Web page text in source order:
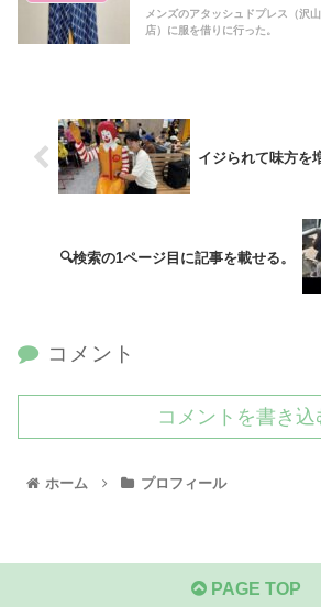
メンズのアタッシュドプレス（沢
店）に服を借りに行った。
イジられて味方を
🔍検索の1ページ目に記事を載せる。
コメント
コメントを書き込
ホーム プロフィール
PAGE TOP